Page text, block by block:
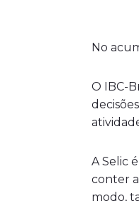
No
O IBC-
A Selic
conter
modo,